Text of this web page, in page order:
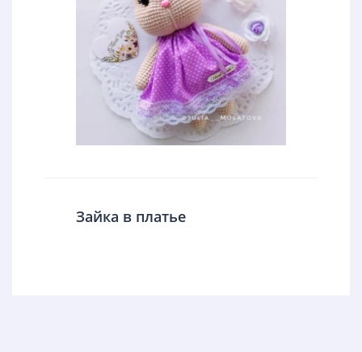
Зайка в платье